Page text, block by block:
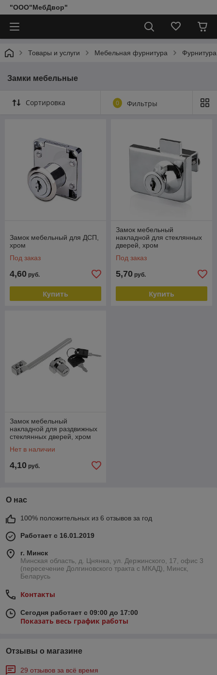
"ООО"МебДвор"
Товары и услуги Мебельная фурнитура
Замки мебельные
Сортировка 0 Фильтры
Замок мебельный для ДСП,
хром
Под заказ
4,60 руб.
Купить
Замок мебельный
накладной для стеклянных
дверей, хром
Под заказ
5,70 руб.
Купить
Замок мебельный
накладной для раздвижных
стеклянных дверей, хром
Нет в наличии
4,10 руб.
О нас
100% положительных из 6 отзывов за год
Работает с 16.01.2019
г. Минск
Минская область, д. Цнянка, ул. Держинского, 17, офис 3
(пересечение Долгиновского тракта с МКАД), Минск,
Беларусь
Контакты
Сегодня работает с 09:00 до 17:00
Показать весь график работы
Отзывы о магазине
29 отзывов за всё время